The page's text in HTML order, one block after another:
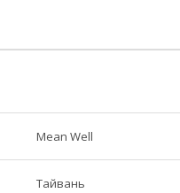
Mean Well
Тайвань